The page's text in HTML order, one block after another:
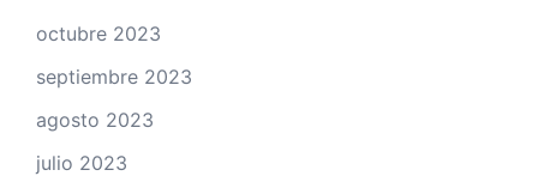
octubre 2023
septiembre 2023
agosto 2023
julio 2023